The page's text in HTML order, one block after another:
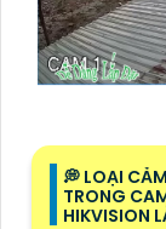
️💭 LOẠI
TRONG
HIKVISION